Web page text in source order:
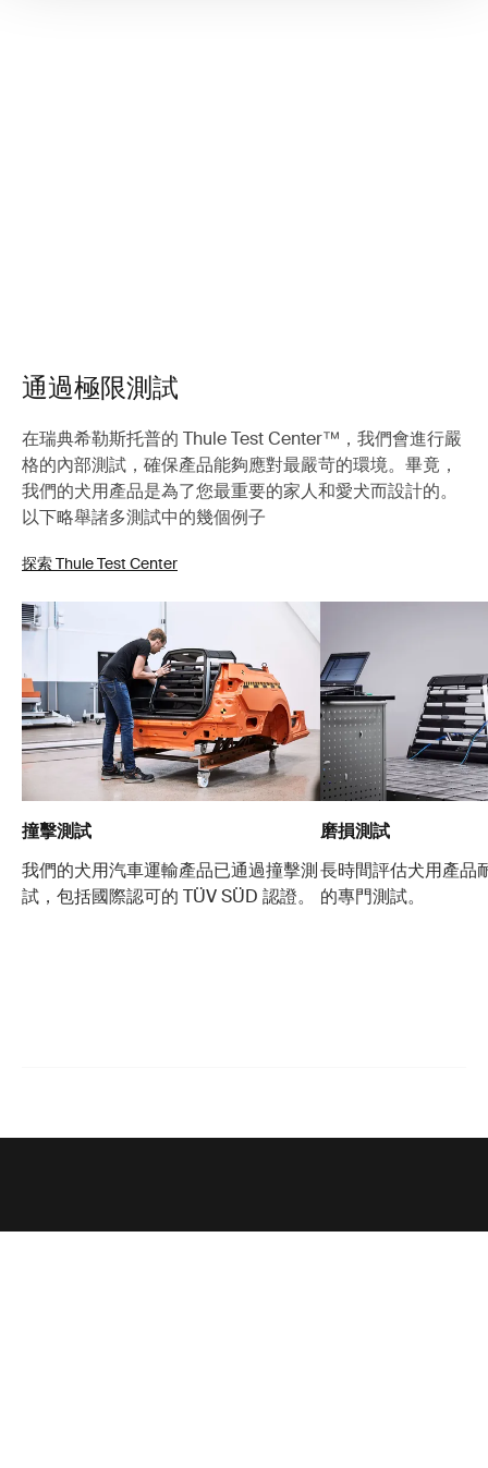
通過極限測試
在瑞典希勒斯托普的 Thule Test Center™，我們會進行嚴
格的內部測試，確保產品能夠應對最嚴苛的環境。畢竟，
我們的犬用產品是為了您最重要的家人和愛犬而設計的。
以下略舉諸多測試中的幾個例子
探索 Thule Test Center
撞擊測試
我們的犬用汽車運輸產品已通過撞擊測
試，包括國際認可的 TÜV SÜD 認證。
磨損測試
長時間評估犬用產品
的專門測試。